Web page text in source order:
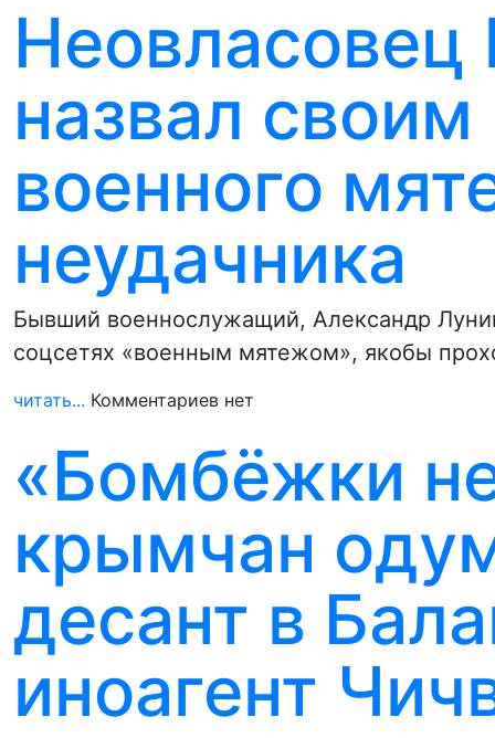
назвал
военного
неудачника
Бывший военнослужащий, Александр
соцсетях «военным мятежом», якобы
читать... Комментариев нет
«Бомбёжки
крымчан
десант в
иноагент